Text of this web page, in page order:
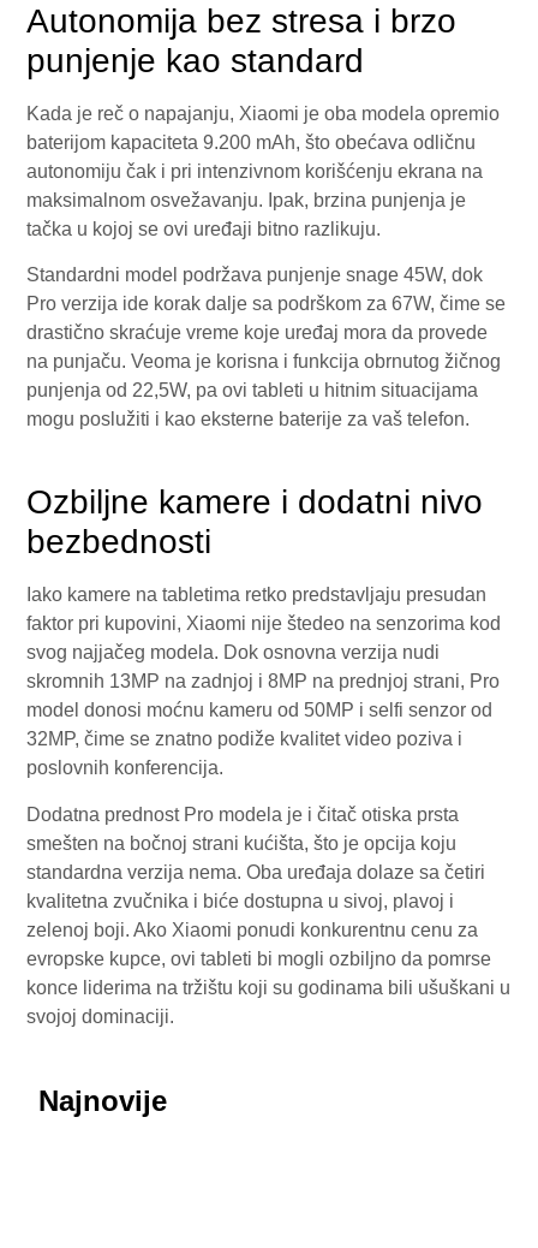
Autonomija bez stresa i brzo
punjenje kao standard
Kada je reč o napajanju, Xiaomi je oba modela opremio
baterijom kapaciteta 9.200 mAh, što obećava odličnu
autonomiju čak i pri intenzivnom korišćenju ekrana na
maksimalnom osvežavanju. Ipak, brzina punjenja je
tačka u kojoj se ovi uređaji bitno razlikuju.
Standardni model podržava punjenje snage 45W, dok
Pro verzija ide korak dalje sa podrškom za 67W, čime se
drastično skraćuje vreme koje uređaj mora da provede
na punjaču. Veoma je korisna i funkcija obrnutog žičnog
punjenja od 22,5W, pa ovi tableti u hitnim situacijama
mogu poslužiti i kao eksterne baterije za vaš telefon.
Ozbiljne kamere i dodatni nivo
bezbednosti
Iako kamere na tabletima retko predstavljaju presudan
faktor pri kupovini, Xiaomi nije štedeo na senzorima kod
svog najjačeg modela. Dok osnovna verzija nudi
skromnih 13MP na zadnjoj i 8MP na prednjoj strani, Pro
model donosi moćnu kameru od 50MP i selfi senzor od
32MP, čime se znatno podiže kvalitet video poziva i
poslovnih konferencija.
Dodatna prednost Pro modela je i čitač otiska prsta
smešten na bočnoj strani kućišta, što je opcija koju
standardna verzija nema. Oba uređaja dolaze sa četiri
kvalitetna zvučnika i biće dostupna u sivoj, plavoj i
zelenoj boji. Ako Xiaomi ponudi konkurentnu cenu za
evropske kupce, ovi tableti bi mogli ozbiljno da pomrse
konce liderima na tržištu koji su godinama bili ušuškani u
svojoj dominaciji.
Najnovije